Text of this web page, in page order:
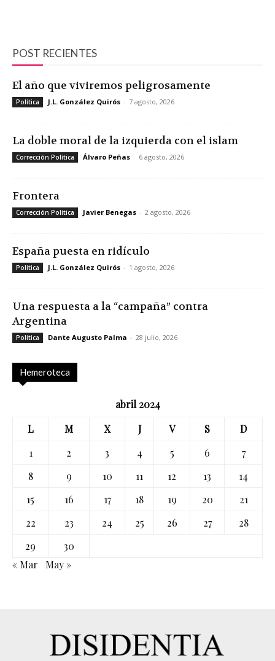
POST RECIENTES
El año que viviremos peligrosamente
Política J.L. González Quirós - 7 agosto, 2026
La doble moral de la izquierda con el islam
Corrección Política Álvaro Peñas - 6 agosto, 2026
Frontera
Corrección Política Javier Benegas - 2 agosto, 2026
España puesta en ridículo
Política J.L. González Quirós - 1 agosto, 2026
Una respuesta a la “campaña” contra
Argentina
Política Dante Augusto Palma - 28 julio, 2026
Hemeroteca
abril 2024
L
M X J V S
D
1
2 3 4 5 6
7
8
9 10 11 12 13
14
15
16 17 18 19 20
21
22
23 24 25 26 27
28
29
30
« Mar
May »